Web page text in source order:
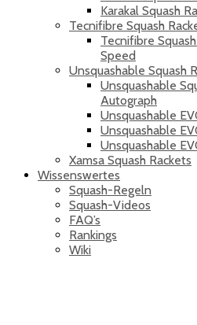
Karakal Squash
Tecnifibre Squash
Tecnifibre
Speed
Unsquashable Squash
Unsquashable
Autograph
Unsquashable
Unsquashable
Unsquashable
Xamsa Squash Rackets
Wissenswertes
Squash-Regeln
Squash-Videos
FAQ’s
Rankings
Wiki